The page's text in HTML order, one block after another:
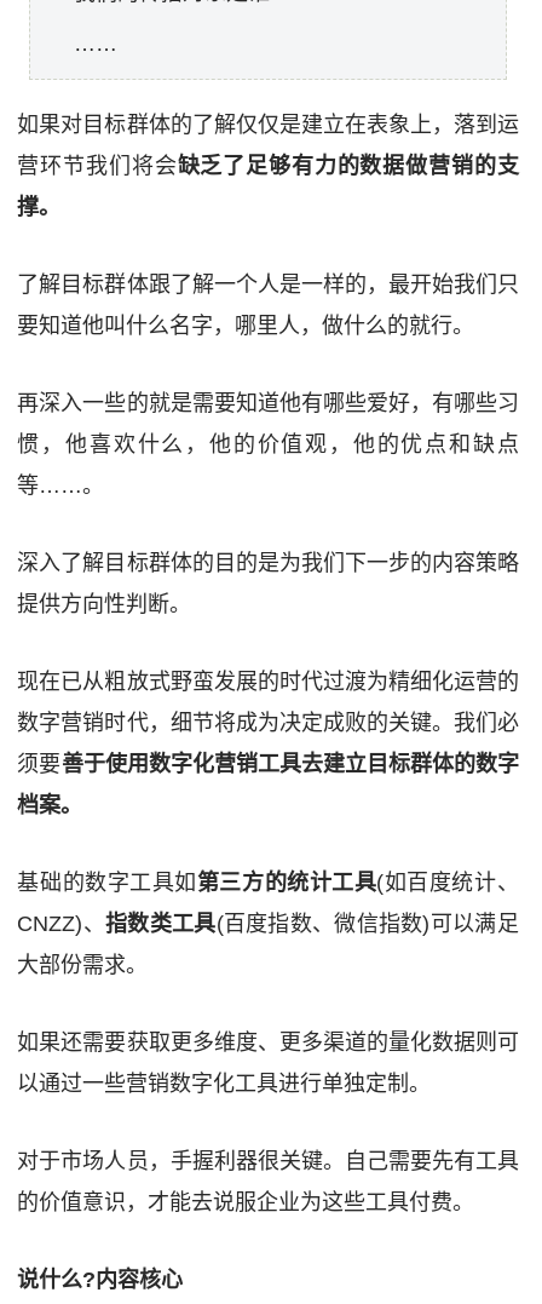
……
如果对目标群体的了解仅仅是建立在表象上，落到运
营环节我们将会缺乏了足够有力的数据做营销的支
撑。
了解目标群体跟了解一个人是一样的，最开始我们只
要知道他叫什么名字，哪里人，做什么的就行。
再深入一些的就是需要知道他有哪些爱好，有哪些习
惯，他喜欢什么，他的价值观，他的优点和缺点
等……。
深入了解目标群体的目的是为我们下一步的内容策略
提供方向性判断。
现在已从粗放式野蛮发展的时代过渡为精细化运营的
数字营销时代，细节将成为决定成败的关键。我们必
须要善于使用数字化营销工具去建立目标群体的数字
档案。
基础的数字工具如第三方的统计工具(如百度统计、
CNZZ)、指数类工具(百度指数、微信指数)可以满足
大部份需求。
如果还需要获取更多维度、更多渠道的量化数据则可
以通过一些营销数字化工具进行单独定制。
对于市场人员，手握利器很关键。自己需要先有工具
的价值意识，才能去说服企业为这些工具付费。
说什么?内容核心